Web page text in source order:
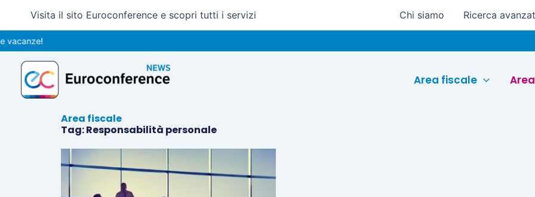
contenuto
Visita il sito Euroconference e scopri tutti i servizi Chi siamo Ricerca
Area fiscale
Area fiscale
Tag: Responsabilità personale